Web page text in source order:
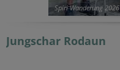
Spiri Wanderung 2026
Jungschar Rodaun